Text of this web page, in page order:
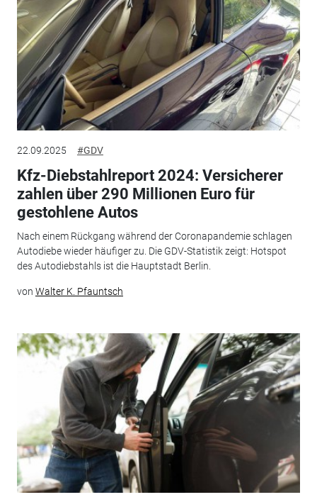
22.09.2025 #GDV
Kfz-Diebstahlreport 2024: Versicherer
zahlen über 290 Millionen Euro für
gestohlene Autos
Nach einem Rückgang während der Coronapandemie schlagen
Autodiebe wieder häufiger zu. Die GDV-Statistik zeigt: Hotspot
des Autodiebstahls ist die Hauptstadt Berlin.
von Walter K. Pfauntsch